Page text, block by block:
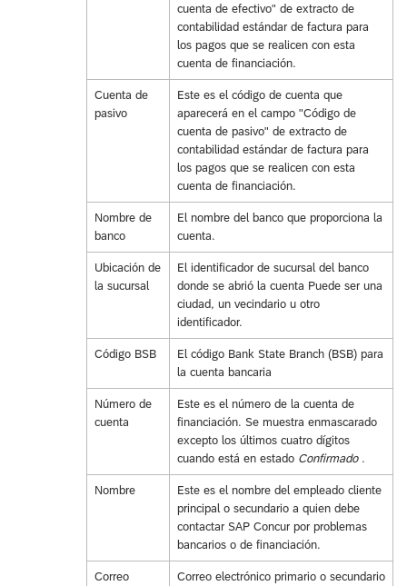
cuenta de efectivo" de extracto de
contabilidad estándar de factura para
los pagos que se realicen con esta
cuenta de financiación.
Cuenta de
pasivo
Este es el código de cuenta que
aparecerá en el campo "Código de
cuenta de pasivo" de extracto de
contabilidad estándar de factura para
los pagos que se realicen con esta
cuenta de financiación.
Nombre de
banco
El nombre del banco que proporciona la
cuenta.
Ubicación de
la sucursal
El identificador de sucursal del banco
donde se abrió la cuenta Puede ser una
ciudad, un vecindario u otro
identificador.
Código BSB
El código Bank State Branch (BSB) para
la cuenta bancaria
Número de
cuenta
Este es el número de la cuenta de
financiación. Se muestra enmascarado
excepto los últimos cuatro dígitos
cuando está en estado Confirmado.
Nombre
Este es el nombre del empleado cliente
principal o secundario a quien debe
contactar SAP Concur por problemas
bancarios o de financiación.
Correo
Correo electrónico primario o secundario